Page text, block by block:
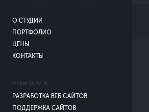
О СТУДИИ
ПОРТФОЛИО
ЦЕНЫ
КОНТАКТЫ
Наши услуги:
РАЗРАБОТКА ВЕБ САЙТОВ
ПОДДЕРЖКА САЙТОВ